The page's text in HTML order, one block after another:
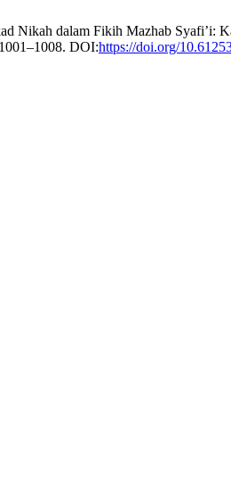
Nikah dalam Fikih Mazhab Syafi’i:
DOI:https://doi.org/